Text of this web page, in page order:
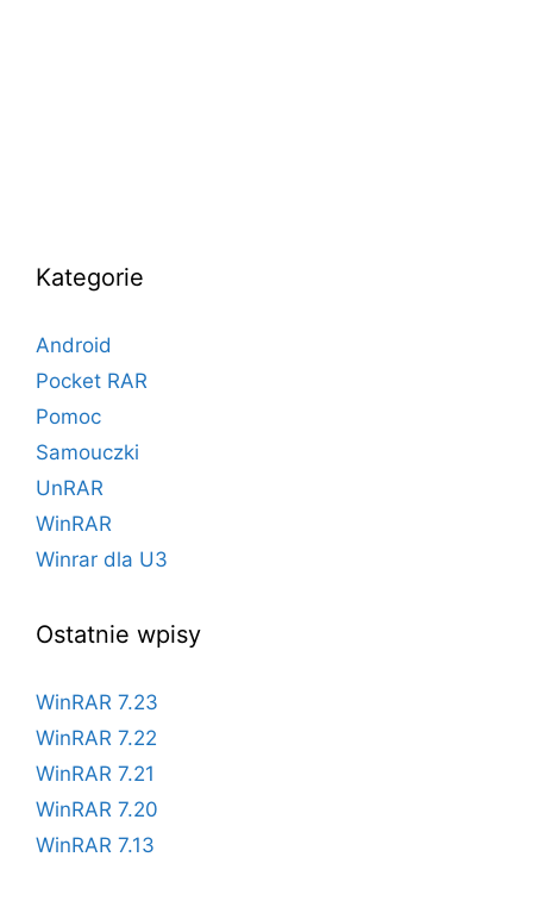
Kategorie
Android
Pocket RAR
Pomoc
Samouczki
UnRAR
WinRAR
Winrar dla U3
Ostatnie wpisy
WinRAR 7.23
WinRAR 7.22
WinRAR 7.21
WinRAR 7.20
WinRAR 7.13